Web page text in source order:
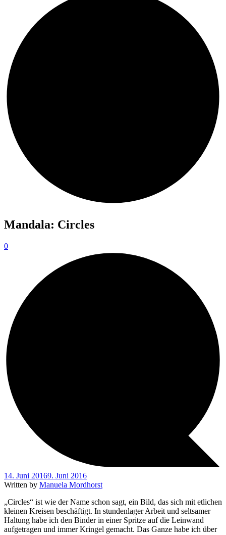
Mandala: Circles
0
14. Juni 20169. Juni 2016
Written by Manuela Mordhorst
„Circles“ ist wie der Name schon sagt, ein Bild, das sich mit etlichen
kleinen Kreisen beschäftigt. In stundenlager Arbeit und seltsamer
Haltung habe ich den Binder in einer Spritze auf die Leinwand
aufgetragen und immer Kringel gemacht. Das Ganze habe ich über